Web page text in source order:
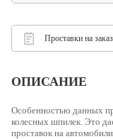
Проставки на заказ
ОПИСАНИЕ
Особенностью данных
колесных шпилек. Это
проставок на